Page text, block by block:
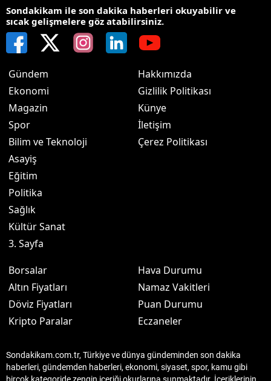
Sondakikam ile son dakika haberleri okuyabilir ve
sıcak gelişmelere göz atabilirsiniz.
Gündem
Ekonomi
Magazin
Spor
Bilim ve Teknoloji
Asayiş
Eğitim
Politika
Sağlık
Kültür Sanat
3. Sayfa
Hakkımızda
Gizlilik Politikası
Künye
İletişim
Çerez Politikası
Borsalar
Altın Fiyatları
Döviz Fiyatları
Kripto Paralar
Hava Durumu
Namaz Vakitleri
Puan Durumu
Eczaneler
Sondakikam.com.tr, Türkiye ve dünya gündeminden son dakika
haberleri, gündemden haberleri, ekonomi, siyaset, spor, kamu gibi
birçok kategoride zengin içeriği okurlarına sunmaktadır. İçeriklerinin